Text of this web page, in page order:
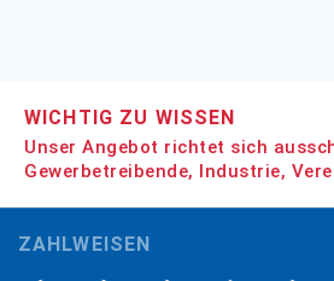
WICHTIG ZU WISSEN
Unser Angebot richtet sich
Gewerbetreibende, Industrie,
ZAHLWEISEN